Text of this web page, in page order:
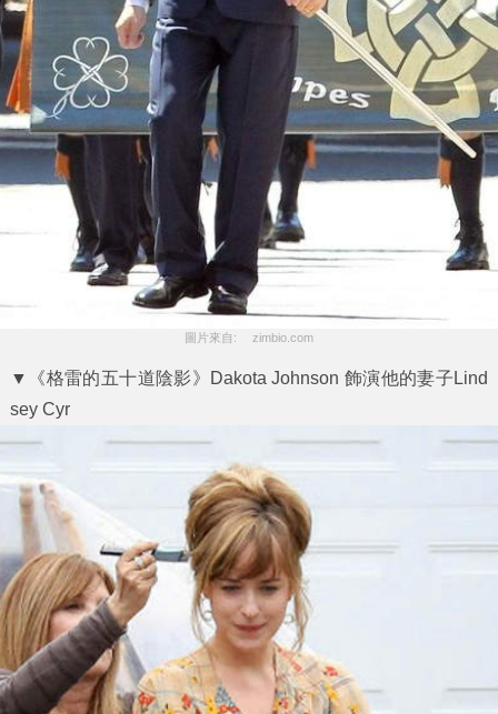
圖片來自: 　zimbio.com
▼《格雷的五十道陰影》Dakota Johnson 飾演他的妻子Lind
sey Cyr